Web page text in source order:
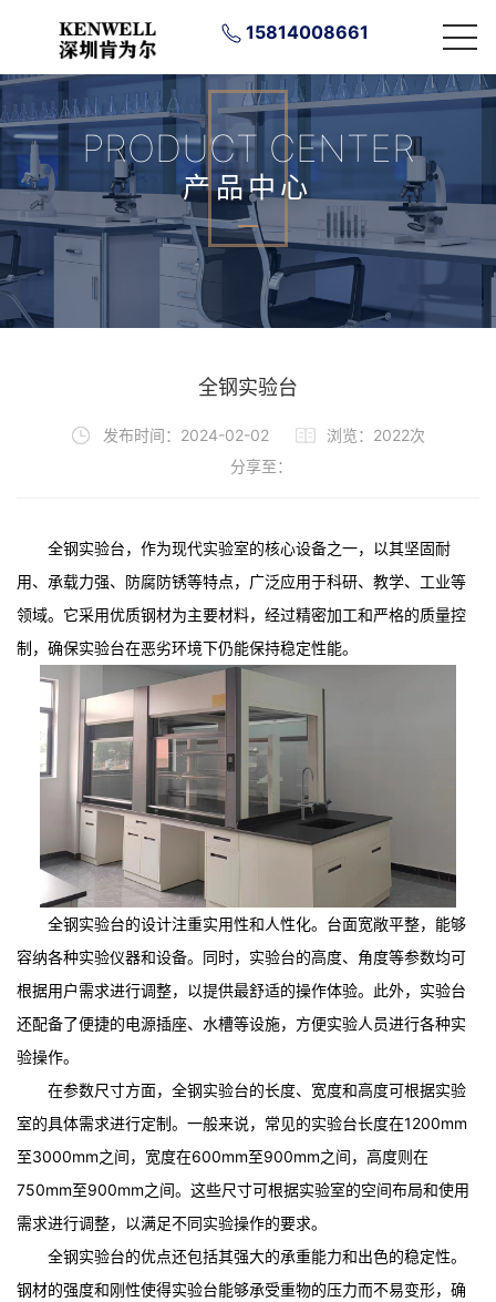
15814008661
PRODUCT CENTER
产品中心
全钢实验台
发布时间：2024-02-02
浏览：2022次
分享至：
全钢实验台，作为现代实验室的核心设备之一，以其坚固耐
用、承载力强、防腐防锈等特点，广泛应用于科研、教学、工业等
领域。它采用优质钢材为主要材料，经过精密加工和严格的质量控
制，确保实验台在恶劣环境下仍能保持稳定性能。
全钢实验台的设计注重实用性和人性化。台面宽敞平整，能够
容纳各种实验仪器和设备。同时，实验台的高度、角度等参数均可
根据用户需求进行调整，以提供最舒适的操作体验。此外，实验台
还配备了便捷的电源插座、水槽等设施，方便实验人员进行各种实
验操作。
在参数尺寸方面，全钢实验台的长度、宽度和高度可根据实验
室的具体需求进行定制。一般来说，常见的实验台长度在1200mm
至3000mm之间，宽度在600mm至900mm之间，高度则在
750mm至900mm之间。这些尺寸可根据实验室的空间布局和使用
需求进行调整，以满足不同实验操作的要求。
全钢实验台的优点还包括其强大的承重能力和出色的稳定性。
钢材的强度和刚性使得实验台能够承受重物的压力而不易变形，确